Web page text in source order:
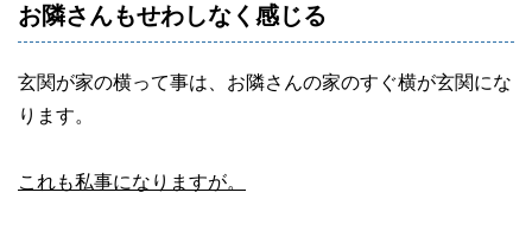
お隣さんもせわしなく感じる
玄関が家の横って事は、お隣さんの家のすぐ横が玄関にな
ります。
これも私事になりますが。